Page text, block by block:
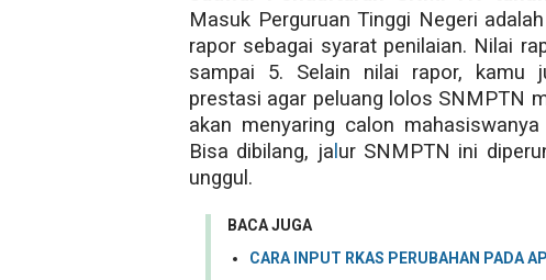
Masuk Perguruan Tinggi Negeri
rapor sebagai syarat penilaian. Nilai
sampai 5. Selain nilai rapor, kamu
prestasi agar peluang lolos SNMPTN
akan menyaring calon
Bisa dibilang, ja ur SNMPTN ini
unggul.
BACA JUGA
CARA INPUT RKAS PERUBAHAN PADA